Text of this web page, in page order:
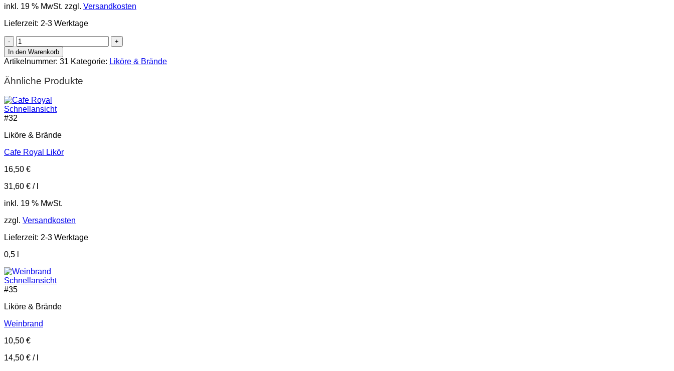
inkl. 19 % MwSt. zzgl. Versandkosten
Lieferzeit: 2-3 Werktage
Roter
Weinbergpfirsich
Likör
Menge
In den Warenkorb
Artikelnummer: 31 Kategorie: Liköre & Brände
Ähnliche Produkte
Schnellansicht
#32
Liköre & Brände
Cafe Royal Likör
16,50 €
31,60 € /
inkl. 19 % MwSt.
zzgl. Versandkosten
Lieferzeit: 2-3 Werktage
0,5
Schnellansicht
#35
Liköre & Brände
Weinbrand
10,50 €
14,50 € /